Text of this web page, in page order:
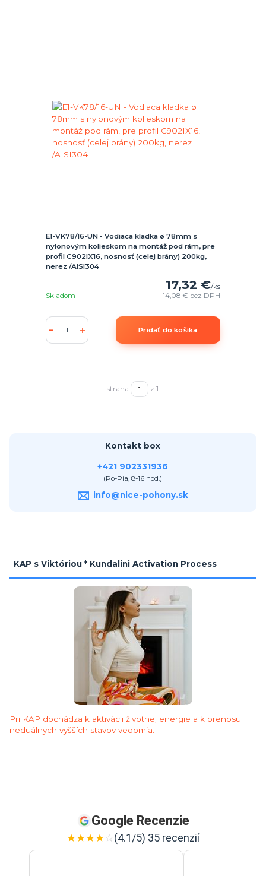
E1-VK78/16-UN - Vodiaca kladka ø 78mm s
nylonovým kolieskom na montáž pod rám, pre
profil C902IX16, nosnosť (celej brány) 200kg,
nerez /AISI304
17,32 €/ks
14,08 € bez DPH
Skladom
Pridať do košíka
strana z 1
Kontakt box
+421 902331936
(Po-Pia, 8-16 hod.)
info@nice-pohony.sk
KAP s Viktóriou * Kundalini Activation Process
Pri KAP dochádza k aktivácii životnej energie a k prenosu
neduálnych vyšších stavov vedomia.
Google Recenzie
★★★★☆(4.1/5) 35 recenzií